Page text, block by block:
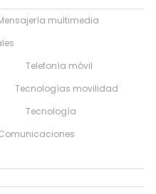
multimedia
Telefonía móvil
Tecnologías movilidad
Tecnología